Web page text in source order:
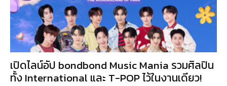
เปิดไลน์อัป bondbond Music Mania รวมศิลปิน
ทั้ง International และ T-POP ไว้ในงานเดียว!